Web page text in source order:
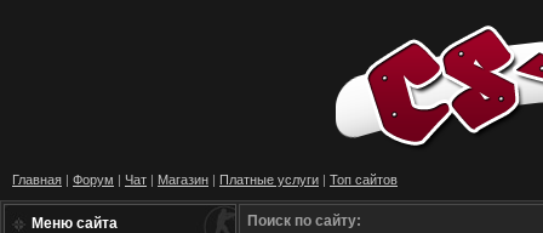
Главная | Форум | Чат | Магазин | Платные услуги | Топ сайтов
Меню сайта Поиск по сайту: